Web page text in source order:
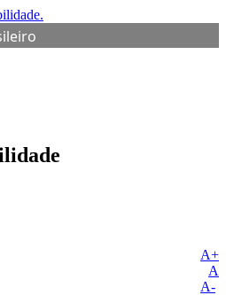
A+
A
A-